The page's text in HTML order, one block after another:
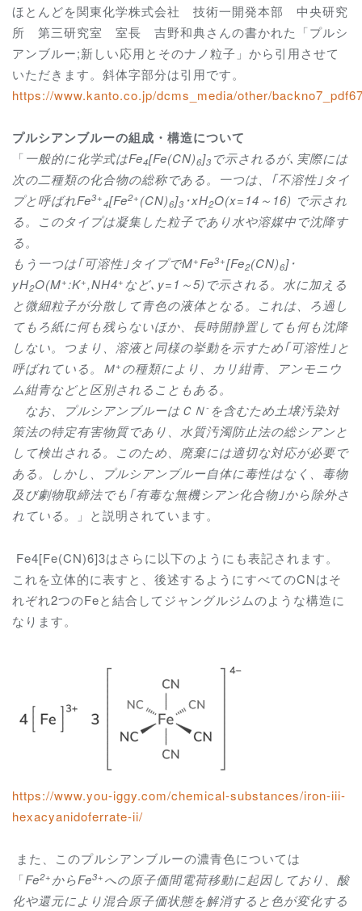
ほとんどを関東化学株式会社 技術一開発本部 中央研究
所 第三研究室 室長 吉野和典さんの書かれた「プルシ
アンブルー;新しい応用とそのナノ粒子」から引用させて
いただきます。斜体字部分は引用です。
https://www.kanto.co.jp/dcms_media/other/
プルシアンブルーの組成・構造について
「一般的に化学式はFe4[Fe(CN)6]3 で示されるが､実際には
次の二種類の化合物の総称である。一つは、｢不溶性｣タイ
プと呼ばれFe3+
4[Fe2+(CN)6]3 ･xH2O(x=14 ～ 16) で示され
る。このタイプは凝集した粒子であり水や溶媒中で沈降す
る。
もう一つは｢可溶性｣タイプでM+Fe3+[Fe2(CN)6]･
yH2O(M+:K+,NH4+など､ y=1 ～5) で示される。水に加える
と微細粒子が分散して青色の液体となる。これは、ろ過し
てもろ紙に何も残らないほか、長時開静置しても何も沈降
しない。つまり、溶液と同様の挙動を示すため｢可溶性｣と
呼ばれている。Ｍ+の種類により、カリ紺青、アンモニウ
ム紺青などと区別されることもある。
なお、プルシアンブルーはＣＮ-を含むため土壌汚染対
策法の特定有害物質であり、水質汚濁防止法の総シアンと
して検出される。このため、廃棄には適切な対応が必要で
ある。しかし、プルシアンブルー自体に毒性はなく、毒物
及び劇物取締法でも｢有毒な無機シアン化合物｣から除外さ
れている。
」と説明されています。
Fe4[Fe(CN)6]3はさらに以下のようにも表記されます。
これを立体的に表すと、後述するようにすべてのCNはそ
れぞれ2つのFeと結合してジャングルジムのような構造に
なります。
https://www.you-iggy.com/chemical-substances/iron-iii-
hexacyanidoferrate-ii/
また、このプルシアンブルーの濃青色については
「Fe2+ からFe3+への原子価間電荷移動に起因しており、酸
化や還元により混合原子価状態を解消すると色が変化する